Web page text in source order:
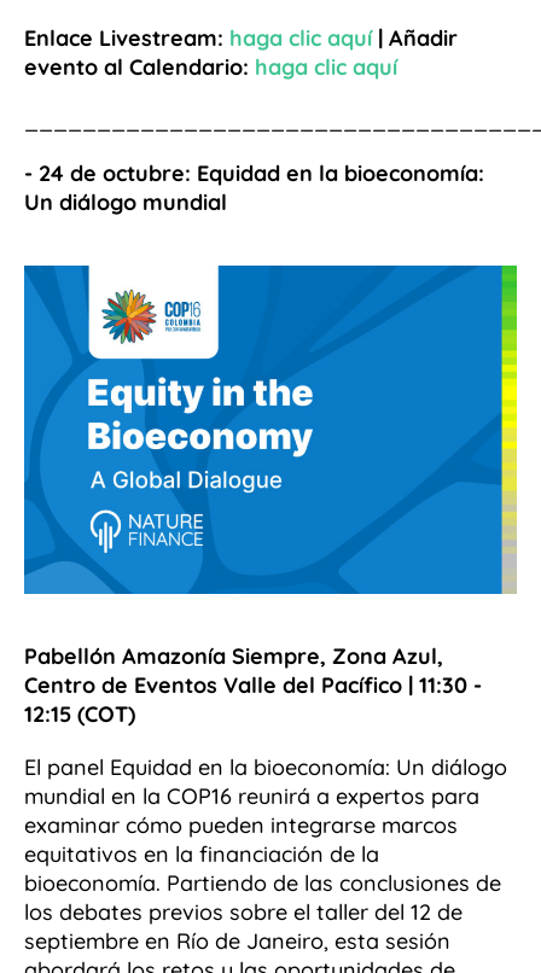
Enlace Livestream: haga clic aquí| Añadir
evento al Calendario: haga clic aquí
- 24 de octubre: Equidad en la bioeconomía:
Un diálogo mundial
Pabellón Amazonía Siempre, Zona Azul,
Centro de Eventos Valle del Pacífico | 11:30 -
12:15 (COT)
El panel Equidad en la bioeconomía: Un diálogo
mundial en la COP16 reunirá a expertos para
examinar cómo pueden integrarse marcos
equitativos en la financiación de la
bioeconomía. Partiendo de las conclusiones de
los debates previos sobre el taller del 12 de
septiembre en Río de Janeiro, esta sesión